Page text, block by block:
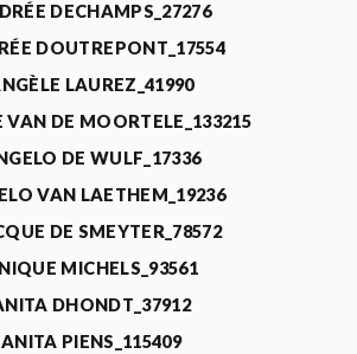
DECHAMPS_27276
DOUTREPONT_17554
LAUREZ_41990
VAN DE MOORTELE_133215
DE WULF_17336
VAN LAETHEM_19236
DE SMEYTER_78572
MICHELS_93561
DHONDT_37912
ANITA PIENS_115409